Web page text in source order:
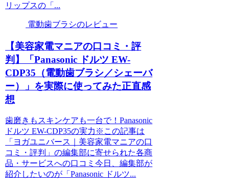
リップスの「...
電動歯ブラシのレビュー
【美容家電マニアの口コミ・評
判】「Panasonic ドルツ EW-
CDP35（電動歯ブラシ／シェーバ
ー）」を実際に使ってみた正直感
想
歯磨きもスキンケアも一台で！Panasonic
ドルツ EW-CDP35の実力※この記事は
「ヨガユニバース｜美容家電マニアの口
コミ・評判」の編集部に寄せられた各商
品・サービスへの口コミ今日、編集部が
紹介したいのが「Panasonic ドルツ...